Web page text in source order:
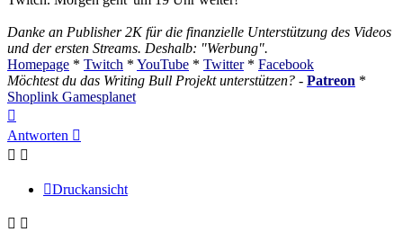
Danke an Publisher 2K für die finanzielle Unterstützung des Videos
und der ersten Streams. Deshalb: "Werbung".
Homepage * Twitch * YouTube * Twitter* Facebook
Möchtest du das Writing Bull Projekt unterstützen? - Patreon *
Shoplink Gamesplanet
oben
Antworten
Druckansicht